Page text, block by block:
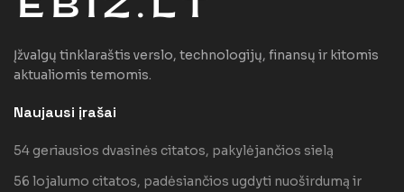
Įžvalgų tinklaraštis verslo, technologijų, finansų ir kitomis
aktualiomis temomis.
Naujausi įrašai
54 geriausios dvasinės citatos, pakylėjančios sielą
56 lojalumo citatos, padėsiančios ugdyti nuoširdumą ir